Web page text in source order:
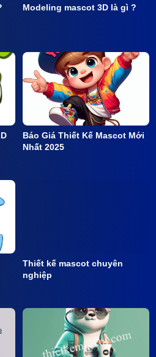
Modeling mascot 3D là gì ?
Báo Giá Thiết Kế Mascot Mới
Nhất 2025
Thiết kế mascot chuyên
nghiệp